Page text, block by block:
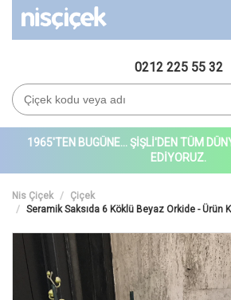
0212 225 55 32
1965'TEN BUGÜNE... ŞİŞLİ'DEN TÜM
EDİYORUZ.
Nis Çiçek
Çiçek
Seramik Saksıda 6 Köklü Beyaz Orkide - Ürün